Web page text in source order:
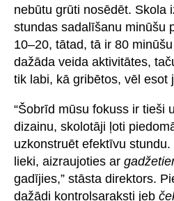
nebūtu grūti nosēdēt. Skola
stundas sadalīšanu minūšu
10–20, tātad, tā ir 80
dažāda veida aktivitātes,
tik labi, kā gribētos, vēl esot
“Šobrīd mūsu fokuss ir tieši
dizainu, skolotāji ļoti
uzkonstruēt efektīvu
lieki, aizraujoties ar
gadījies,” stāsta direktors.
dažādi kontrolsaraksti jeb